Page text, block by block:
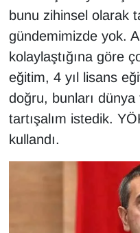
bunu zihinsel olarak
gündemimizde yok.
kolaylaştığına göre
eğitim, 4 yıl lisans
doğru, bunları dünya
tartışalım istedik.
kullandı.